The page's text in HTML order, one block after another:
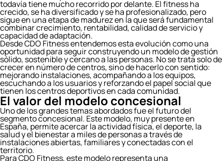
todavía tiene mucho recorrido por delante. El fitness ha
crecido, se ha diversificado y se ha profesionalizado, pero
sigue en una etapa de madurez en la que será fundamental
combinar crecimiento, rentabilidad, calidad de servicio y
capacidad de adaptación.
Desde CDO Fitness entendemos esta evolución como una
oportunidad para seguir construyendo un modelo de gestión
sólido, sostenible y cercano a las personas. No se trata solo de
crecer en número de centros, sino de hacerlo con sentido:
mejorando instalaciones, acompañando a los equipos,
escuchando a los usuarios y reforzando el papel social que
tienen los centros deportivos en cada comunidad.
El valor del modelo concesional
Uno de los grandes temas abordados fue el futuro del
segmento concesional. Este modelo, muy presente en
España, permite acercar la actividad física, el deporte, la
salud y el bienestar a miles de personas a través de
instalaciones abiertas, familiares y conectadas con el
territorio.
Para CDO Fitness, este modelo representa una